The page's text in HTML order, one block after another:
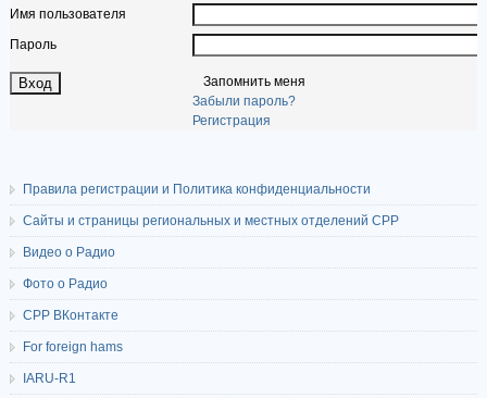
Имя пользователя
Пароль
Запомнить меня
Забыли пароль?
Регистрация
Правила регистрации и Политика конфиденциальности
Сайты и страницы региональных и местных отделений СРР
Видео о Радио
Фото о Радио
СРР ВКонтакте
For foreign hams
IARU-R1